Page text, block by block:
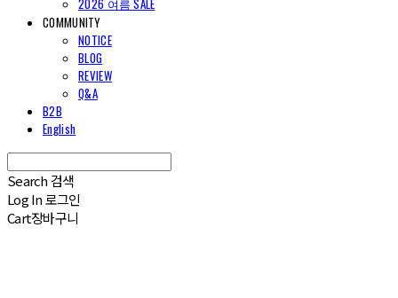
COMMUNITY
NOTICE
BLOG
REVIEW
Q&A
B2B
English
Search 검색
Log In로그인
Cart장바구니